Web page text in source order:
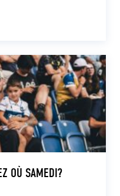
OÙ SAMEDI?